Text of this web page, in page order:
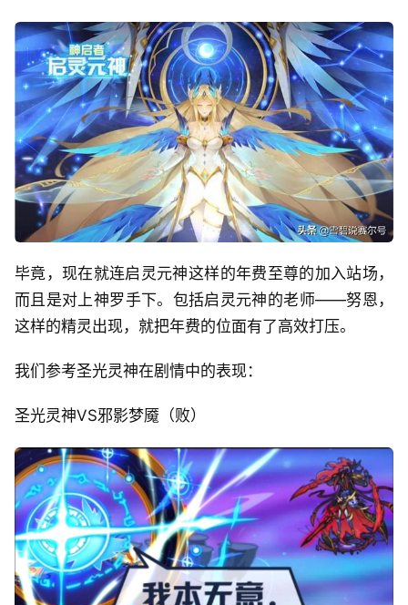
毕竟，现在就连启灵元神这样的年费至尊的加入站场，
而且是对上神罗手下。包括启灵元神的老师——努恩，
这样的精灵出现，就把年费的位面有了高效打压。
我们参考圣光灵神在剧情中的表现：
圣光灵神VS邪影梦魇（败）